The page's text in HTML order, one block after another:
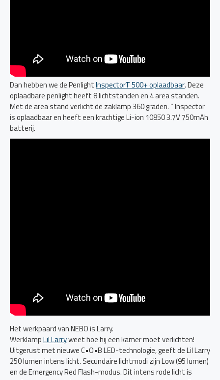
Dan hebben we de PenlightInspectorT 500+ oplaadbaar. Deze
oplaadbare penlight heeft 8 lichtstanden en 4 area standen.
Met de area stand verlicht de zaklamp 360 graden. “ Inspector
is oplaadbaar en heeft een krachtige Li-ion 10850 3.7V 750mAh
batterij.
Het werkpaard van NEBO is Larry.
WerklampLil Larryweet hoe hij een kamer moet verlichten!
Uitgerust met nieuwe C•O•B LED-technologie, geeft de Lil Larry
250 lumen intens licht. Secundaire lichtmodi zijn Low (95 lumen)
en de Emergency Red Flash-modus. Dit intens rode licht is